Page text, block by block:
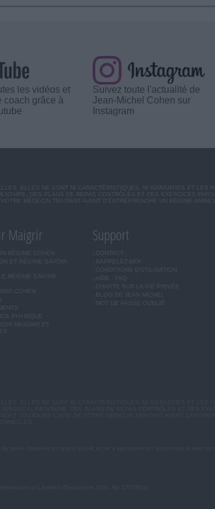
les vidéos et
coach grâce à
Suivez toute l'actualité de
Jean-Michel Cohen sur
Instagram
ELLES NE SONT NI CARACTÉRISTIQUES, NI GARANTIES ET LES
DES PLANS DE REPAS CONTRÔLÉS ET DES EXERCICES
MÉDECIN TRAITANT AVANT D'ENTREPRENDRE UN RÉGIME
Maigrir
RÉGIME COHEN
ET RÉGIME SAVOIR
RÉGIME SAVOIR
COHEN
PHYSIQUE
MAIGRIR ET
Support
CONTACT
RAPPELEZ-MOI
CONDITIONS D'UTILISATION
AIDE - FAQ
CHARTE SUR LA VIE PRIVÉE
BLOG DE JEAN MICHEL
MOT DE PASSE OUBLIÉ